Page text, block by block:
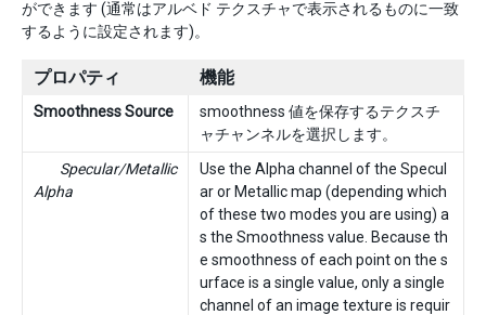
ができます (通常はアルベド テクスチャで表示されるものに一致
するように設定されます)。
プロパティ 機能
Smoothness Source
smoothness 値を保存するテクスチ
ャチャンネルを選択します。
Specular/Metallic
Alpha
Use the Alpha channel of the Specul
ar or Metallic map (depending which
of these two modes you are using) a
s the Smoothness value. Because th
e smoothness of each point on the s
urface is a single value, only a single
channel of an image texture is requir